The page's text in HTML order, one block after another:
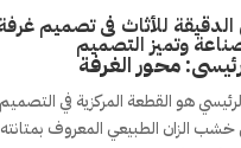
الدقيقة للأثاث فى تصميم
وتميز التصميم
محور الغرفة
هو القطعة المركزية في
الزان الطبيعي المعروف